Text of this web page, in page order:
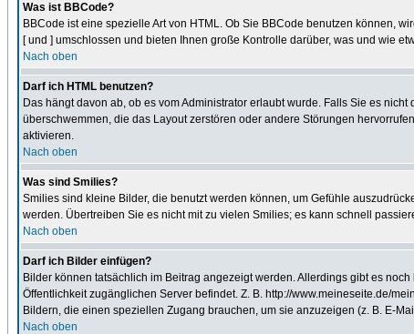
Was ist BBCode?
BBCode ist eine spezielle Art von HTML. Ob Sie BBCode benutzen können,
[ und ] umschlossen und bieten Ihnen große Kontrolle darüber, was und wie
Nach oben
Darf ich HTML benutzen?
Das hängt davon ab, ob es vom Administrator erlaubt wurde. Falls Sie es
überschwemmen, die das Layout zerstören oder andere Störungen
aktivieren.
Nach oben
Was sind Smilies?
Smilies sind kleine Bilder, die benutzt werden können, um Gefühle
werden. Übertreiben Sie es nicht mit zu vielen Smilies; es kann schnell
Nach oben
Darf ich Bilder einfügen?
Bilder können tatsächlich im Beitrag angezeigt werden. Allerdings gibt es
Öffentlichkeit zugänglichen Server befindet. Z. B. http://www.meineseite.de/
Bildern, die einen speziellen Zugang brauchen, um sie anzuzeigen (z. B. E-
Nach oben